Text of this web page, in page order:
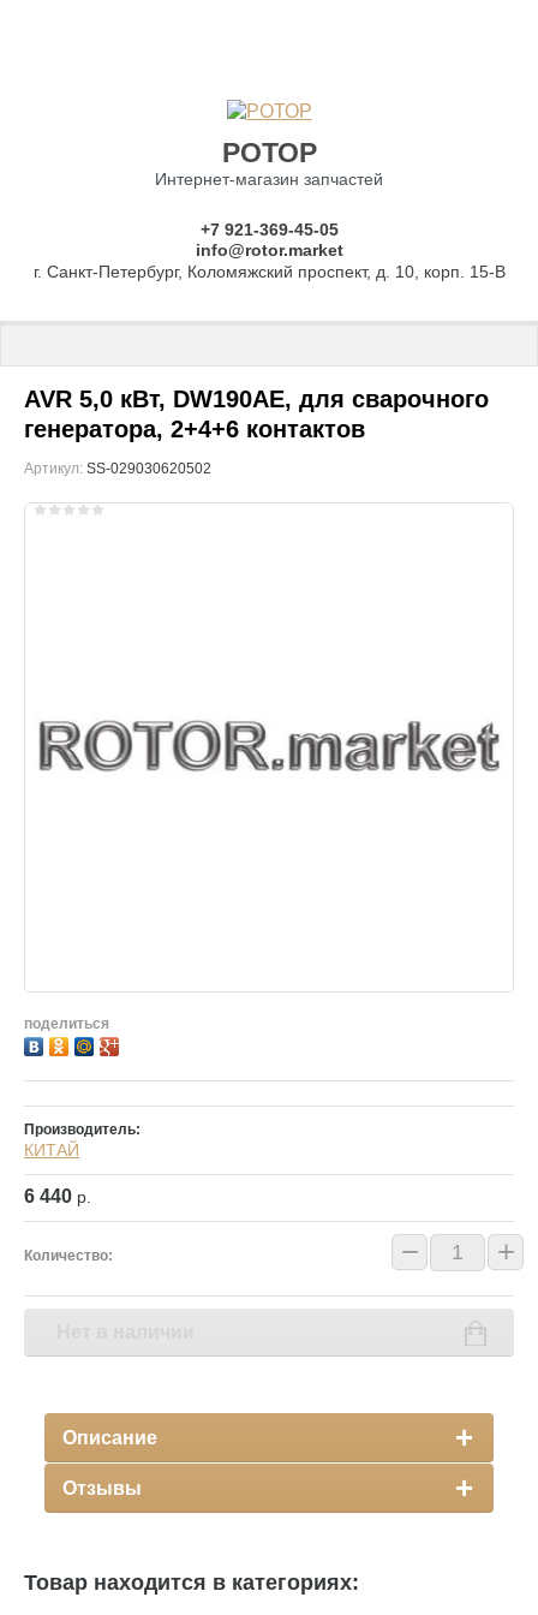
РОТОР
Интернет-магазин запчастей
+7 921-369-45-05
info@rotor.market
г. Санкт-Петербург, Коломяжский проспект, д. 10, корп. 15-В
Главная \ Запчасти для бензогенераторов
AVR 5,0 кВт, DW190AE, для сварочного
генератора, 2+4+6 контактов
Артикул: SS-029030620502
поделиться
Производитель:
КИТАЙ
6 440 р.
Количество: − +
Описание
Отзывы
Товар находится в категориях: